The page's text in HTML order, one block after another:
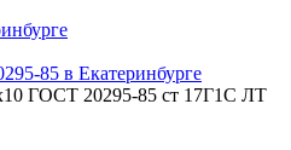
85 в Екатеринбурге
ГОСТ 20295-85 ст 17Г1С ЛТ